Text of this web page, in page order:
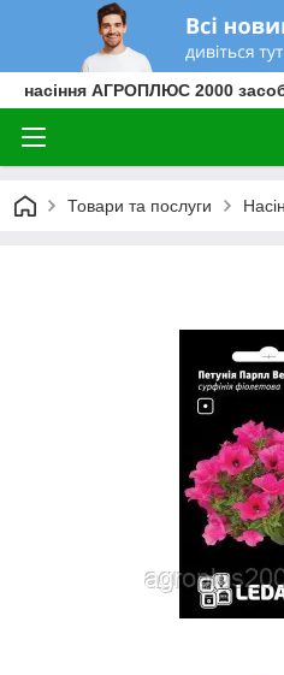
насіння АГРОПЛЮС 2000
Товари та послуги